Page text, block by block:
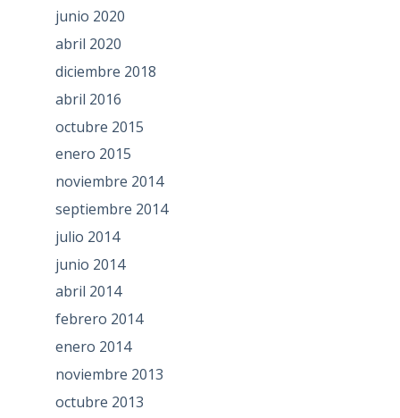
junio 2020
abril 2020
diciembre 2018
abril 2016
octubre 2015
enero 2015
noviembre 2014
septiembre 2014
julio 2014
junio 2014
abril 2014
febrero 2014
enero 2014
noviembre 2013
octubre 2013